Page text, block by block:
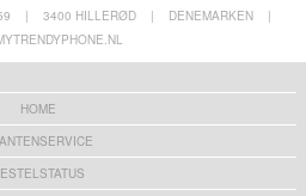
| 3400 HILLERØD | DENEMARKEN
|
HOME